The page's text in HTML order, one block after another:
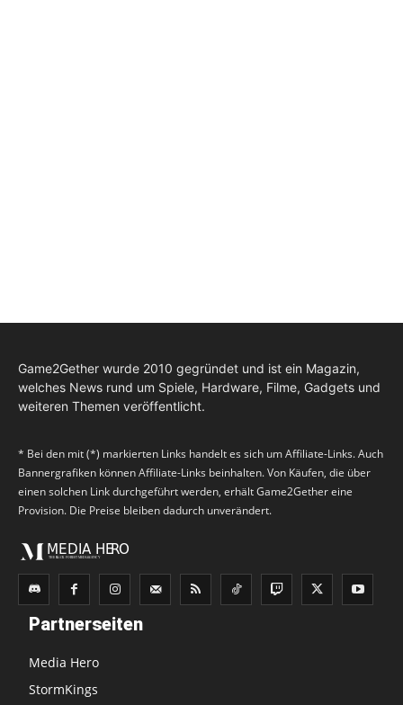
Game2Gether wurde 2010 gegründet und ist ein Magazin,
welches News rund um Spiele, Hardware, Filme, Gadgets und
weiteren Themen veröffentlicht.
* Bei den mit (*) markierten Links handelt es sich um Affiliate-Links. Auch
Bannergrafiken können Affiliate-Links beinhalten. Von Käufen, die über
einen solchen Link durchgeführt werden, erhält Game2Gether eine
Provision. Die Preise bleiben dadurch unverändert.
Partnerseiten
Media Hero
StormKings